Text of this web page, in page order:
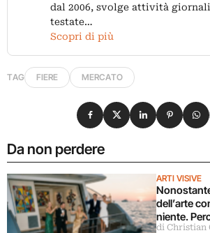
dal 2006, svolge attività
testate…
Scopri di più
TAG FIERE MERCATO
Da non perdere
ARTI VISIVE
dell’arte
niente.
di Christian
Condividi su Facebook
Condividi su X
Condividi su
Condividi